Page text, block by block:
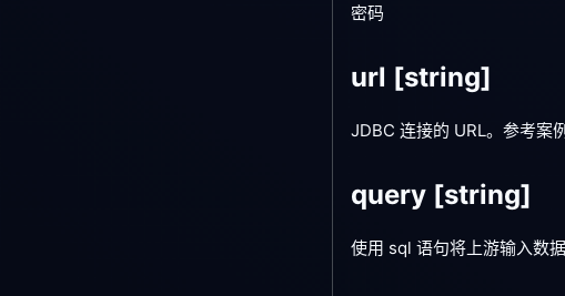
密码
url [string]
JDBC 连接的 URL。参考案例
query [string]
使用 sql 语句将上游输入数